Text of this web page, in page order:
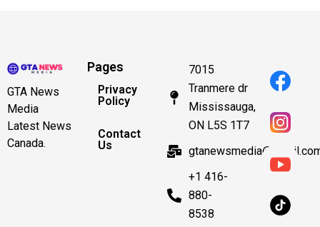
GTA News
Media
Latest News
Canada.
Pages
Privacy
Policy
Contact
Us
7015
Tranmere dr
Mississauga,
ON L5S 1T7
+1 416-
880-
8538